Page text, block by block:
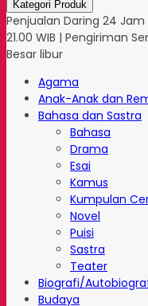
Kategori Produk
Penjualan Daring 24
21.00 WIB | Pengiriman
Besar libur
Agama
Anak-Anak dan
Bahasa dan Sastra
Bahasa
Drama
Esai
Kamus
Kumpulan
Novel
Puisi
Sastra
Teater
Biografi/
Budaya